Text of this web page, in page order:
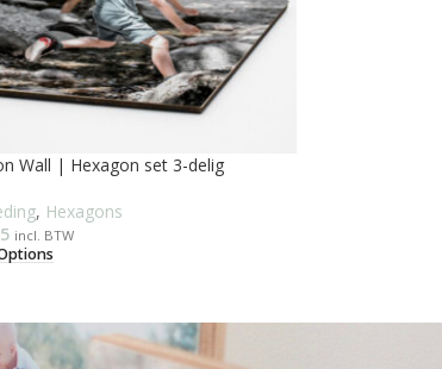
Wall | Hexagon set 3-delig
, Hexagons
incl. BTW